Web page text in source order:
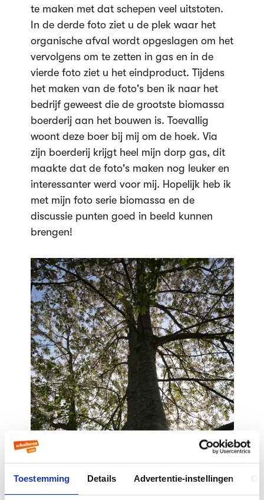
Toestemming Details Advertentie-instellingen
te maken met dat schepen veel uitstoten.
In de derde foto ziet u de plek waar het
organische afval wordt opgeslagen om het
vervolgens om te zetten in gas en in de
vierde foto ziet u het eindproduct. Tijdens
het maken van de foto's ben ik naar het
bedrijf geweest die de grootste biomassa
boerderij aan het bouwen is. Toevallig
woont deze boer bij mij om de hoek. Via
zijn boerderij krijgt heel mijn dorp gas, dit
maakte dat de foto's maken nog leuker en
interessanter werd voor mij. Hopelijk heb ik
met mijn foto serie biomassa en de
discussie punten goed in beeld kunnen
brengen!